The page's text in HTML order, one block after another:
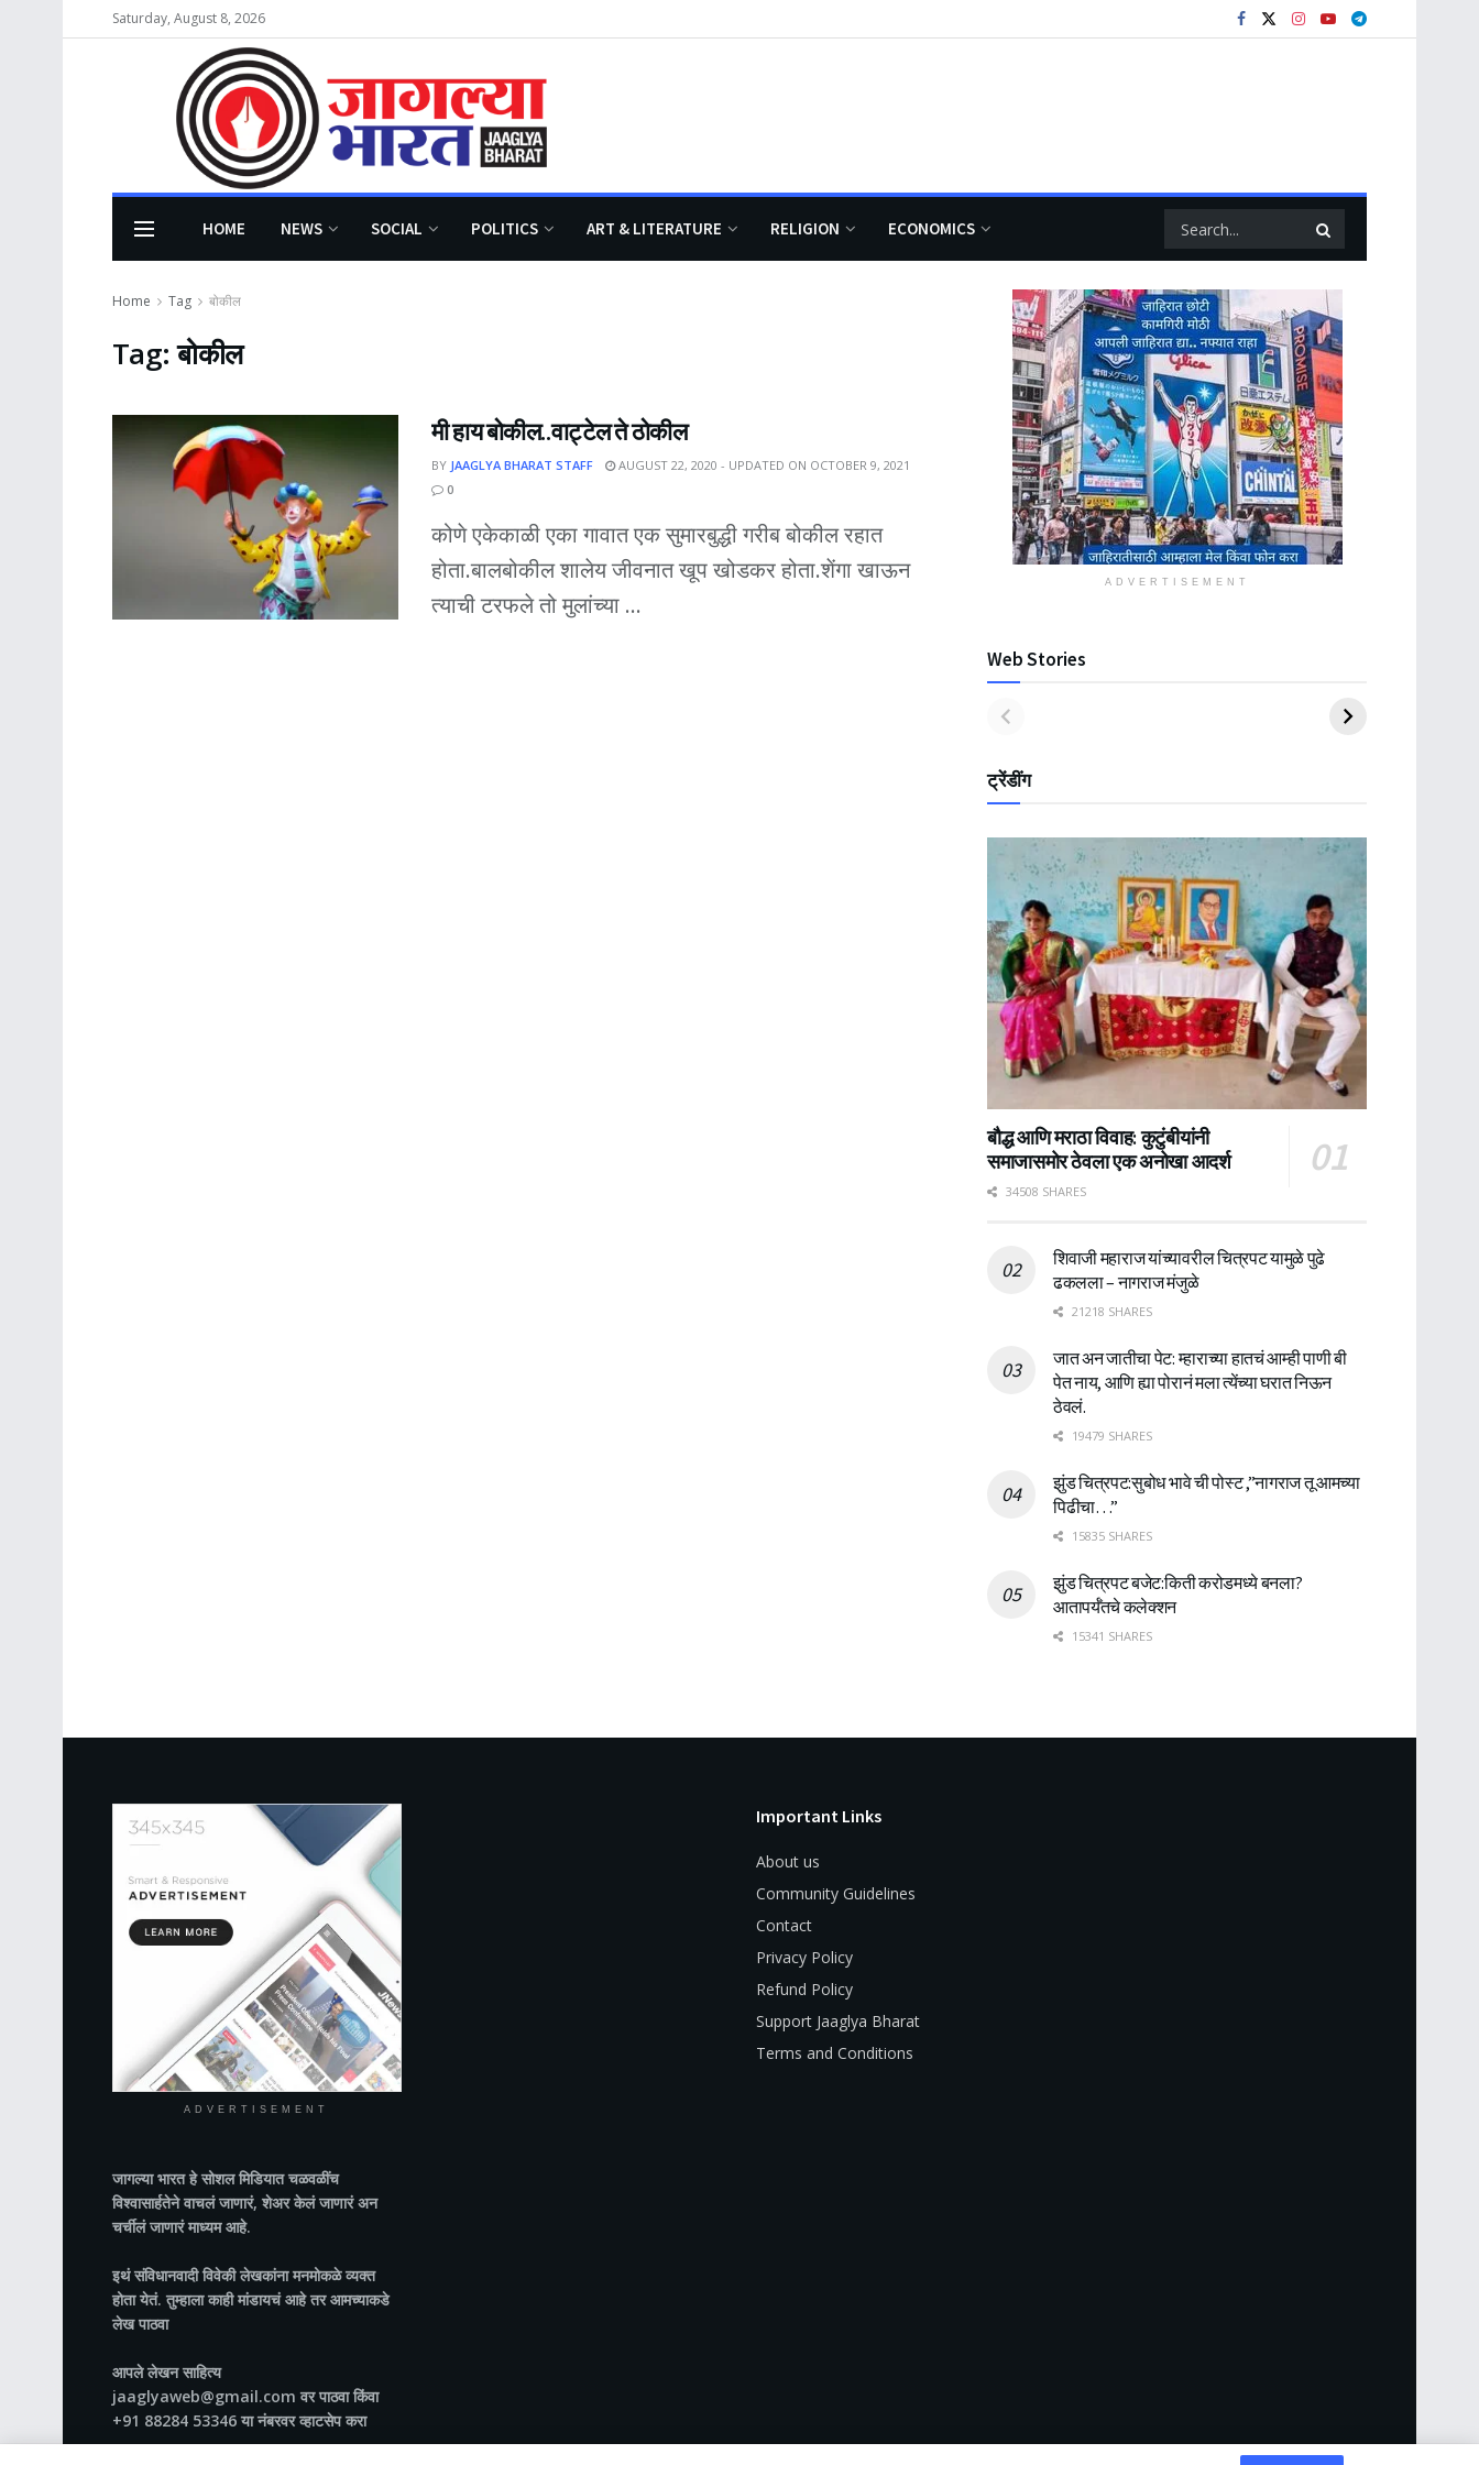
Saturday, August 8, 2026
HOME NEWS SOCIAL POLITICS ART & LITERATURE RELIGION ECONOMICS
Home Tag बोकील
Tag:बोकील
मी हाय बोकील..वाट्टेल ते ठोकील
BY JAAGLYA BHARAT STAFF
AUGUST 22, 2020 - UPDATED ON OCTOBER 9, 2021
0
कोणे एकेकाळी एका गावात एक सुमारबुद्धी गरीब बोकील रहात
होता.बालबोकील शालेय जीवनात खूप खोडकर होता.शेंगा खाऊन
त्याची टरफले तो मुलांच्या ...
ADVERTISEMENT
Web Stories
ट्रेंडींग
बौद्ध आणि मराठा विवाह: कुटुंबीयांनी
समाजासमोर ठेवला एक अनोखा आदर्श
34508 SHARES
शिवाजी महाराज यांच्यावरील चित्रपट यामुळे पुढे
ढकलला – नागराज मंजुळे
21218 SHARES
जात अन जातीचा पेट: म्हाराच्या हातचं आम्ही पाणी बी
पेत नाय, आणि ह्या पोरानं मला त्येंच्या घरात निऊन
ठेवलं.
19479 SHARES
झुंड चित्रपट:सुबोध भावे ची पोस्ट ,”नागराज तू आमच्या
पिढीचा…”
15835 SHARES
झुंड चित्रपट बजेट:किती करोडमध्ये बनला?
आतापर्यँतचे कलेक्शन
15341 SHARES
ADVERTISEMENT
जागल्या भारतहे सोशल मिडियात चळवळींच
विश्वासार्हतेने वाचलं जाणारं, शेअर केलं जाणारं अन
चर्चीलं जाणारं माध्यम आहे.
इथं संविधानवादी विवेकी लेखकांना मनमोकळे व्यक्त
होता येतं. तुम्हाला काही मांडायचं आहे तर आमच्याकडे
लेख पाठवा
आपले लेखन साहित्य
jaaglyaweb@gmail.com वर पाठवा किंवा
+91 88284 53346 या नंबरवर व्हाटसेप करा
Important Links
About us
Community Guidelines
Contact
Privacy Policy
Refund Policy
Support Jaaglya Bharat
Terms and Conditions